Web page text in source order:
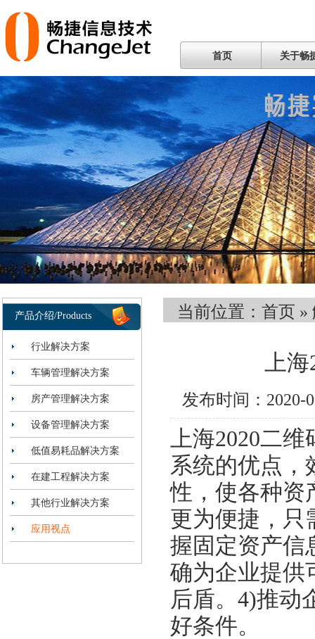
首页 关于畅
产品介绍/Products
行业解决方案
车辆管理解决方案
房产管理解决方案
设备管理解决方案
低值易耗品解决方案
在建工程解决方案
其他行业解决方案
应用视点
当前位置： 首页 »
上海
发布时间：2020-
上海2020二
系统的优点，
性，使各种资
更为便捷，只
握固定资产信
确为企业提供
后盾。4)推动
好条件。